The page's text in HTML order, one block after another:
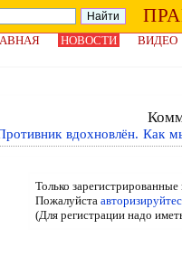
НОВОСТИ
ВИДЕО
вдохновлён. Как
Только
Пожалуйста
(Для регистрации надо